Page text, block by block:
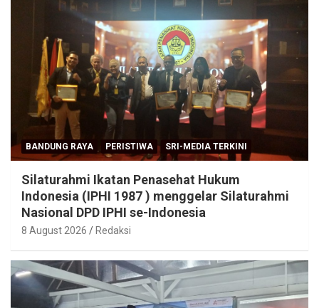
BANDUNG RAYA PERISTIWA SRI-MEDIA TERKINI
Silaturahmi Ikatan Penasehat Hukum
Indonesia (IPHI 1987 ) menggelar Silaturahmi
Nasional DPD IPHI se-Indonesia
8 August 2026 Redaksi